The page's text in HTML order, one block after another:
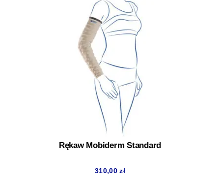
Rękaw Mobiderm Standard
310,00zł